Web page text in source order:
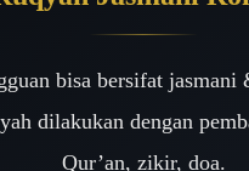
bisa bersifat jasmani
dilakukan dengan
Qur’an, zikir, doa.